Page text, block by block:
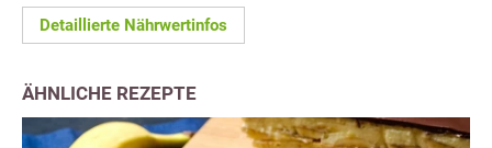
Detaillierte Nährwertinfos
ÄHNLICHE REZEPTE